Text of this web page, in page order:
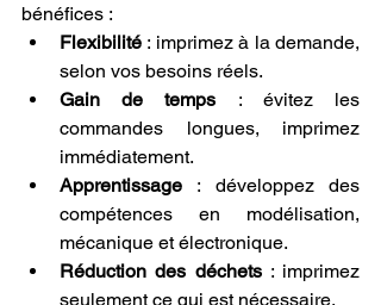
bénéfices :
Flexibilité : imprimez à la demande,
selon vos besoins réels.
Gain de temps : évitez les
commandes longues, imprimez
immédiatement.
Apprentissage : développez des
compétences en modélisation,
mécanique et électronique.
Réduction des déchets : imprimez
seulement ce qui est nécessaire.